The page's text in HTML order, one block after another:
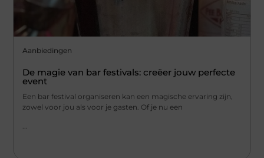
Aanbiedingen
De magie van bar festivals: creëer jouw perfecte
event
Een bar festival organiseren kan een magische ervaring zijn,
zowel voor jou als voor je gasten. Of je nu een
...